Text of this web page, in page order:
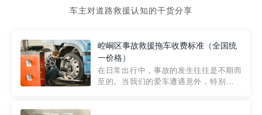
车主对道路救援认知的干货分享
崆峒区事故救援拖车收费标准（全国统
一价格）
在日常出行中，事故的发生往往是不期而
至的。当我们的爱车遭遇意外，特别是在